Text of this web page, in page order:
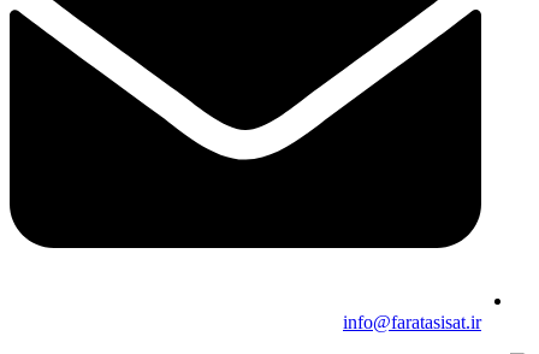
info@faratasisat.ir